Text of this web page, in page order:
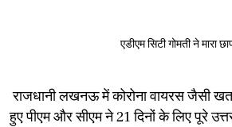
एडीएम सिटी गोमती ने मारा
राजधानी लखनऊ में कोरोना वायरस जैसी
हुए पीएम और सीएम ने 21 दिनों के लिए पूरे